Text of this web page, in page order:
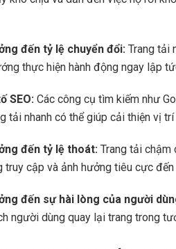
đến tỷ lệ chuyển đổi: Trang tải
thực hiện hành động ngay lập
SEO: Các công cụ tìm kiếm như
tải nhanh có thể giúp cải thiện vị
đến tỷ lệ thoát: Trang tải chậm
cập và ảnh hưởng tiêu cực
đến sự hài lòng của người
người dùng quay lại trang trong